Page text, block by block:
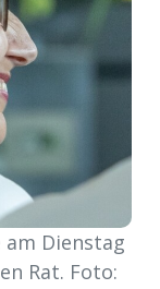
Dienstag
Rat. Foto: